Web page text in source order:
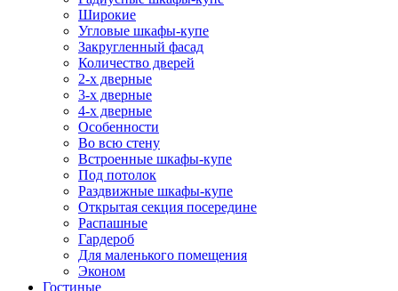
Широкие
Угловые шкафы-купе
Закругленный фасад
Количество дверей
2-х дверные
3-х дверные
4-х дверные
Особенности
Во всю стену
Встроенные шкафы-купе
Под потолок
Раздвижные шкафы-купе
Открытая секция посередине
Распашные
Гардероб
Для маленького помещения
Эконом
Гостиные